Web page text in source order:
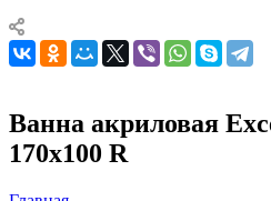
Ванна акриловая
170х100 R